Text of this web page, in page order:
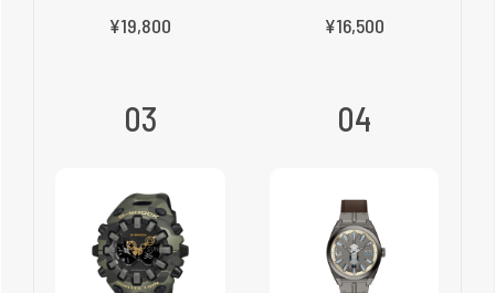
¥19,800 ¥16,500
03 04